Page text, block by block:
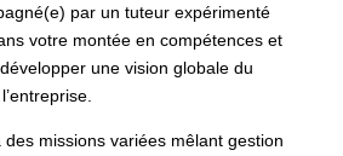
par un tuteur expérimenté
votre montée en compétences et
une vision globale du
missions variées mêlant gestion